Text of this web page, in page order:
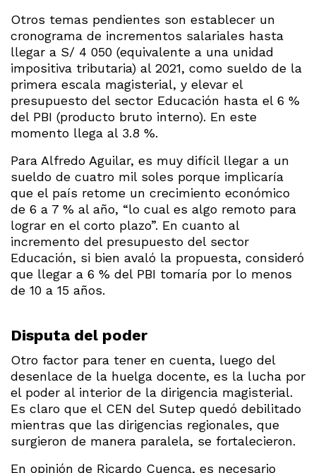
Otros temas pendientes son establecer un
cronograma de incrementos salariales hasta
llegar a S/ 4 050 (equivalente a una unidad
impositiva tributaria) al 2021, como sueldo de la
primera escala magisterial, y elevar el
presupuesto del sector Educación hasta el 6 %
del PBI (producto bruto interno). En este
momento llega al 3.8 %.
Para Alfredo Aguilar, es muy difícil llegar a un
sueldo de cuatro mil soles porque implicaría
que el país retome un crecimiento económico
de 6 a 7 % al año, “lo cual es algo remoto para
lograr en el corto plazo”. En cuanto al
incremento del presupuesto del sector
Educación, si bien avaló la propuesta, consideró
que llegar a 6 % del PBI tomaría por lo menos
de 10 a 15 años.
Disputa del poder
Otro factor para tener en cuenta, luego del
desenlace de la huelga docente, es la lucha por
el poder al interior de la dirigencia magisterial.
Es claro que el CEN del Sutep quedó debilitado
mientras que las dirigencias regionales, que
surgieron de manera paralela, se fortalecieron.
En opinión de Ricardo Cuenca, es necesario